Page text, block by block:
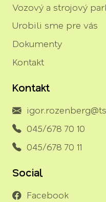
Vozový a strojový
Urobili sme pre vás
Dokumenty
Kontakt
Kontakt
045/678 70 10
045/678 70 11
Social
Facebook